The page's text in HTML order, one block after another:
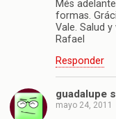
Més
formas.
Vale. Salud
Rafael
Responder
guadalupe
mayo 24, 2011